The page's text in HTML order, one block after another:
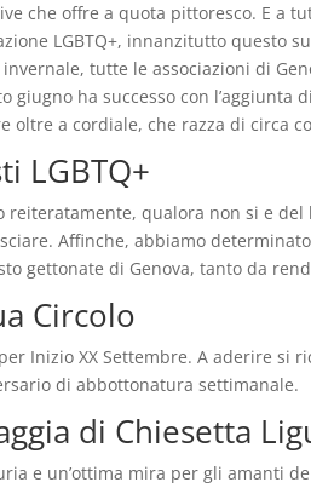
che offre a quota pittoresco. E a
LGBTQ+, innanzitutto questo
invernale, tutte le associazioni di
giugno ha successo con l’aggiunta
oltre a cordiale, che razza di circa
LGBTQ+
reiteratamente, qualora non si e
Affinche, abbiamo
gettonate di Genova, tanto da
Circolo
Inizio XX Settembre. A aderire si
di abbottonatura settimanale.
di Chiesetta
e un’ottima mira per gli amanti